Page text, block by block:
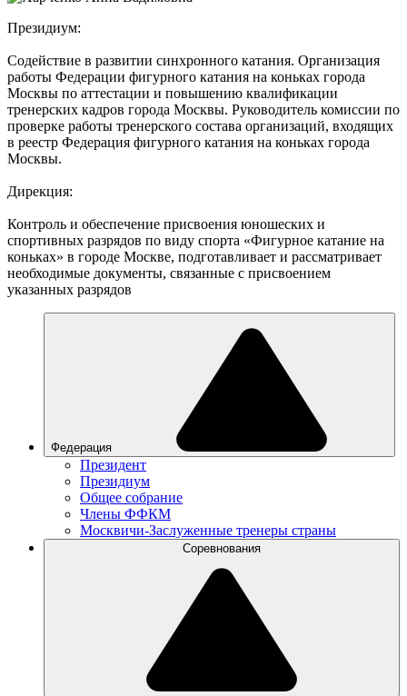
Президиум:
Содействие в развитии синхронного катания. Организация
работы Федерации фигурного катания на коньках города
Москвы по аттестации и повышению квалификации
тренерских кадров города Москвы. Руководитель комиссии по
проверке работы тренерского состава организаций, входящих
в реестр Федерация фигурного катания на коньках города
Москвы.
Дирекция:
Контроль и обеспечение присвоения юношеских и
спортивных разрядов по виду спорта «Фигурное катание на
коньках» в городе Москве, подготавливает и рассматривает
необходимые документы, связанные с присвоением
указанных разрядов
Федерация
Президент
Президиум
Общее собрание
Члены ФФКМ
Москвичи-Заслуженные тренеры страны
Соревнования